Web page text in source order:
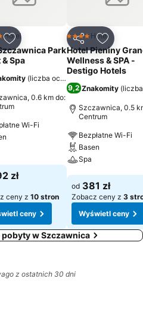
Dodaj do ulubionych
Hotel
Park
Spa
(liczba ocen: 4637)
0.6 km do:
Wi-Fi
ceny
zł
ceny z 10 stron
ceny
UdostępnijDodaj
4 Kategoria
Hotel
Hotel Pieniny
Wellness & SPA -
Destigo Hotels
9,2 Znakomity (
Szczawnica, 0.5
Centrum
Bezpłatne Wi-Fi
Basen
Spa
Wyświetl ceny
od 381 zł
Zobacz ceny z 3
Wyświetl ceny
w Szczawnica
z ostatnich 30 dni